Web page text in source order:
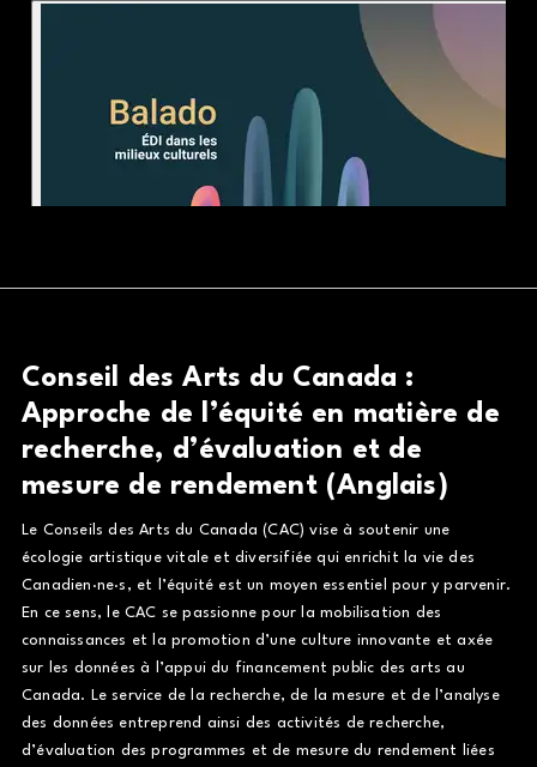
Conseil des Arts du Canada :
Approche de l’équité en matière de
recherche, d’évaluation et de
mesure de rendement (Anglais)
Le Conseils des Arts du Canada (CAC) vise à soutenir une
écologie artistique vitale et diversifiée qui enrichit la vie des
Canadien·ne·s, et l’équité est un moyen essentiel pour y parvenir.
En ce sens, le CAC se passionne pour la mobilisation des
connaissances et la promotion d’une culture innovante et axée
sur les données à l’appui du financement public des arts au
Canada. Le service de la recherche, de la mesure et de l’analyse
des données entreprend ainsi des activités de recherche,
d’évaluation des programmes et de mesure du rendement liées